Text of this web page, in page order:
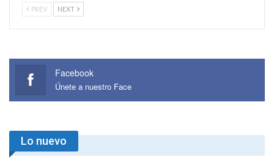
PREV NEXT
Facebook
Únete a nuestro Face
Lo nuevo